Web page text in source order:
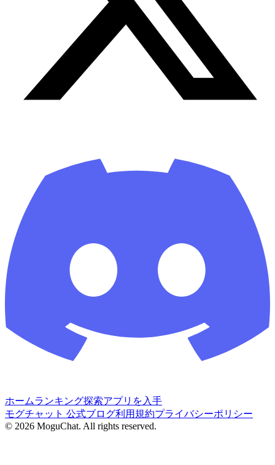
ホームランキング探索アプリを入手
モグチャット 公式ブログ利用規約プライバシーポリシー
© 2026 MoguChat. All rights reserved.